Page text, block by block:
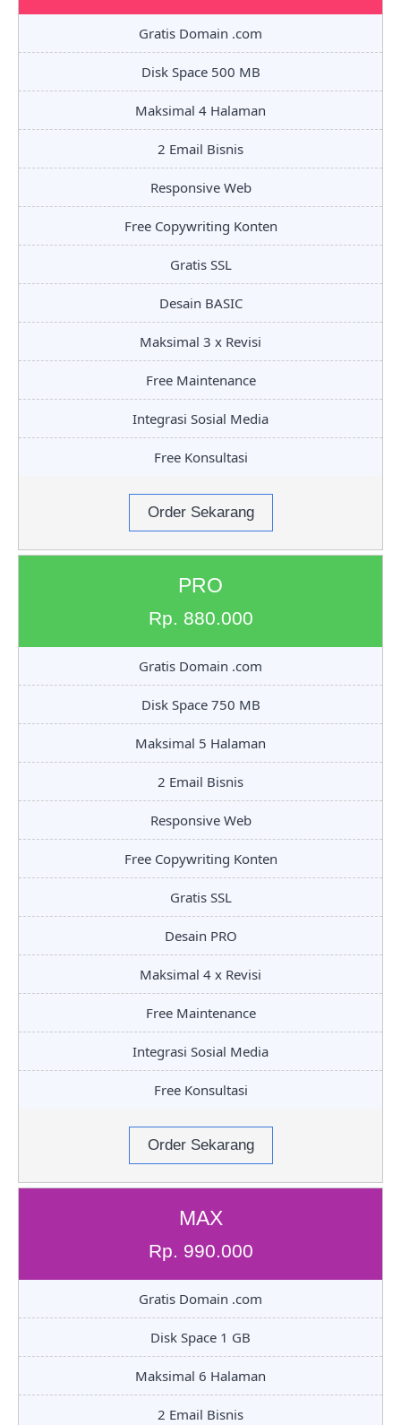
Gratis Domain .com
Disk Space 500 MB
Maksimal 4 Halaman
2 Email Bisnis
Responsive Web
Free Copywriting Konten
Gratis SSL
Desain BASIC
Maksimal 3 x Revisi
Free Maintenance
Integrasi Sosial Media
Free Konsultasi
Order Sekarang
PRO
Rp. 880.000
Gratis Domain .com
Disk Space 750 MB
Maksimal 5 Halaman
2 Email Bisnis
Responsive Web
Free Copywriting Konten
Gratis SSL
Desain PRO
Maksimal 4 x Revisi
Free Maintenance
Integrasi Sosial Media
Free Konsultasi
Order Sekarang
MAX
Rp. 990.000
Gratis Domain .com
Disk Space 1 GB
Maksimal 6 Halaman
2 Email Bisnis